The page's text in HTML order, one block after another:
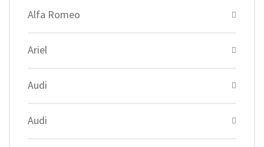
Alfa Romeo
Ariel
Audi
Audi